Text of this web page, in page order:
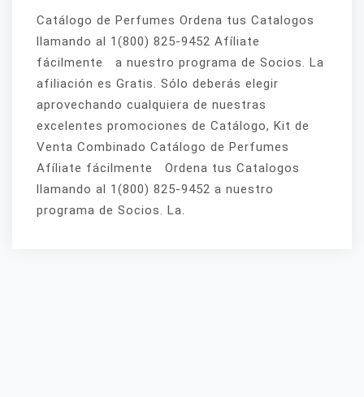
Catálogo de Perfumes Ordena tus Catalogos
llamando al 1(800) 825-9452 Afíliate
fácilmente a nuestro programa de Socios. La
afiliación es Gratis. Sólo deberás elegir
aprovechando cualquiera de nuestras
excelentes promociones de Catálogo, Kit de
Venta Combinado Catálogo de Perfumes
Afíliate fácilmente Ordena tus Catalogos
llamando al 1(800) 825-9452 a nuestro
programa de Socios. La.